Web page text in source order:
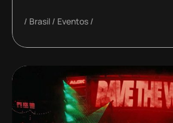
Brasil Eventos